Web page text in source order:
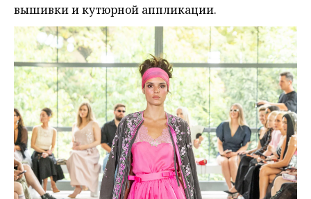
вышивки и кутюрной аппликации.